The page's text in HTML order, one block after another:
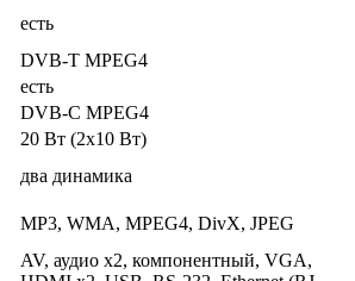
есть
DVB-T MPEG4
есть
DVB-C MPEG4
20 Вт (2х10 Вт)
два динамика
MP3, WMA, MPEG4, DivX, JPEG
AV, аудио x2, компонентный, VGA,